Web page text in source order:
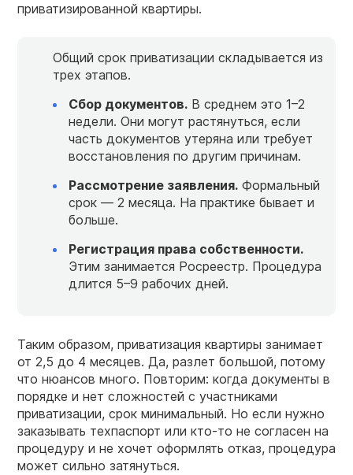
приватизированной квартиры.
Общий срок приватизации складывается из
трех этапов.
Сбор документов. В среднем это 1–2
недели. Они могут растянуться, если
часть документов утеряна или требует
восстановления по другим причинам.
Рассмотрение заявления. Формальный
срок — 2 месяца. На практике бывает и
больше.
Регистрация права собственности.
Этим занимается Росреестр. Процедура
длится 5–9 рабочих дней.
Таким образом, приватизация квартиры занимает
от 2,5 до 4 месяцев. Да, разлет большой, потому
что нюансов много. Повторим: когда документы в
порядке и нет сложностей с участниками
приватизации, срок минимальный. Но если нужно
заказывать техпаспорт или кто-то не согласен на
процедуру и не хочет оформлять отказ, процедура
может сильно затянуться.